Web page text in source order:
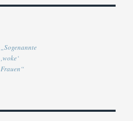
„Sogenannte
‚woke‘
Frauen“